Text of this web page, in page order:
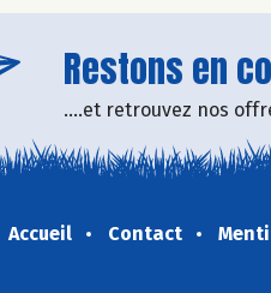
Restons en
....et retrouvez nos
Accueil Contact